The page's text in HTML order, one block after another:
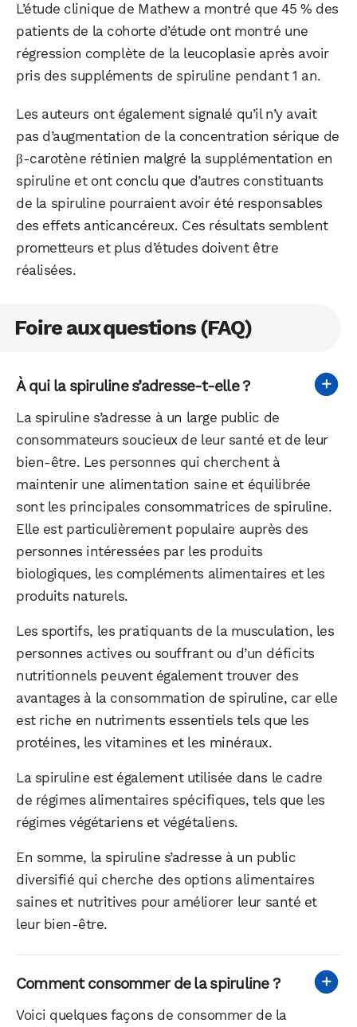
L’étude clinique de Mathew a montré que 45 % des
patients de la cohorte d’étude ont montré une
régression complète de la leucoplasie après avoir
pris des suppléments de spiruline pendant 1 an.
Les auteurs ont également signalé qu’il n’y avait
pas d’augmentation de la concentration sérique de
β-carotène rétinien malgré la supplémentation en
spiruline et ont conclu que d’autres constituants
de la spiruline pourraient avoir été responsables
des effets anticancéreux. Ces résultats semblent
prometteurs et plus d’études doivent être
réalisées.
Foire aux questions (FAQ)
À qui la spiruline s’adresse-t-elle ?
La spiruline s’adresse à un large public de
consommateurs soucieux de leur santé et de leur
bien-être. Les personnes qui cherchent à
maintenir une alimentation saine et équilibrée
sont les principales consommatrices de spiruline.
Elle est particulièrement populaire auprès des
personnes intéressées par les produits
biologiques, les compléments alimentaires et les
produits naturels.
Les sportifs, les pratiquants de la musculation, les
personnes actives ou souffrant ou d’un déficits
nutritionnels peuvent également trouver des
avantages à la consommation de spiruline, car elle
est riche en nutriments essentiels tels que les
protéines, les vitamines et les minéraux.
La spiruline est également utilisée dans le cadre
de régimes alimentaires spécifiques, tels que les
régimes végétariens et végétaliens.
En somme, la spiruline s’adresse à un public
diversifié qui cherche des options alimentaires
saines et nutritives pour améliorer leur santé et
leur bien-être.
Comment consommer de la spiruline ?
Voici quelques façons de consommer de la